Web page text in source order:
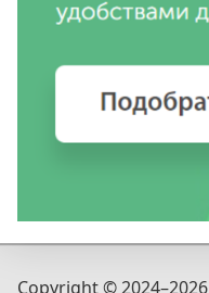
Copyright © 2024–2026